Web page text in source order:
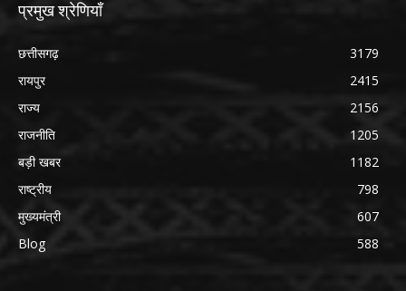
प्रमुख श्रेणियाँ
छत्तीसगढ़
3179
रायपुर
2415
राज्य
2156
राजनीति
1205
बड़ी खबर
1182
राष्ट्रीय
798
मुख्यमंत्री
607
Blog
588